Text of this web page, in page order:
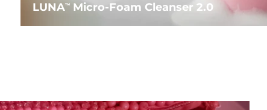
LUNATMMicro-Foam Cleanser 2.0